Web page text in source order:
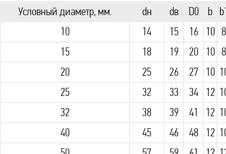
Условный диаметр, мм.
dн dв D0 b
10
14 15 16 10
8
15
18 19 20 10
8
20
25 26 27 10
25
32 33 34 12
32
38 39 41 12
40
45 46 48 12